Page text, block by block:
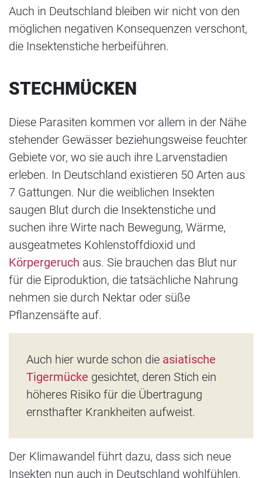
Auch in Deutschland bleiben wir nicht von den
möglichen negativen Konsequenzen verschont,
die Insektenstiche herbeiführen.
STECHMÜCKEN
Diese Parasiten kommen vor allem in der Nähe
stehender Gewässer beziehungsweise feuchter
Gebiete vor, wo sie auch ihre Larvenstadien
erleben. In Deutschland existieren 50 Arten aus
7 Gattungen. Nur die weiblichen Insekten
saugen Blut durch die Insektenstiche und
suchen ihre Wirte nach Bewegung, Wärme,
ausgeatmetes Kohlenstoffdioxid und
Körpergeruch aus. Sie brauchen das Blut nur
für die Eiproduktion, die tatsächliche Nahrung
nehmen sie durch Nektar oder süße
Pflanzensäfte auf.
Auch hier wurde schon die asiatische
Tigermücke gesichtet, deren Stich ein
höheres Risiko für die Übertragung
ernsthafter Krankheiten aufweist.
Der Klimawandel führt dazu, dass sich neue
Insekten nun auch in Deutschland wohlfühlen,